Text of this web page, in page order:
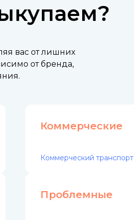
вас от лишних
от бренда,
Коммерческие
Коммерческий транспорт
Проблемные